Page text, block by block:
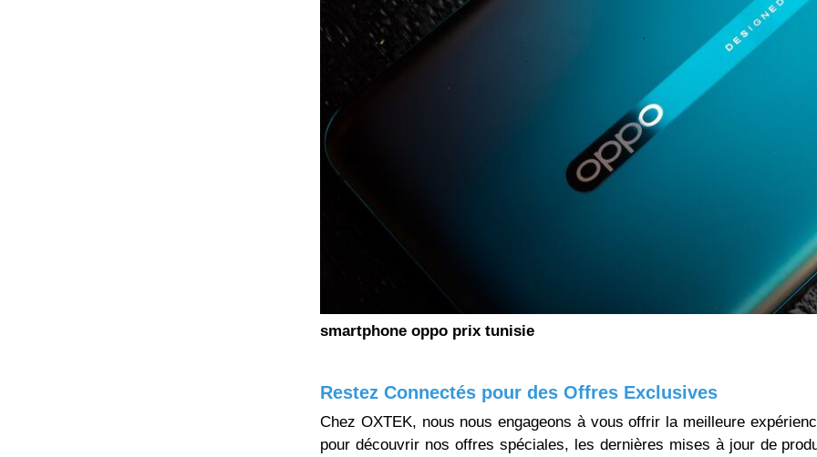
smartphone oppo prix tunisie
Restez Connectés pour des Offres Exclusives
Chez OXTEK, nous nous engageons à vous offrir la meilleure
pour découvrir nos offres spéciales, les dernières mises à jour de